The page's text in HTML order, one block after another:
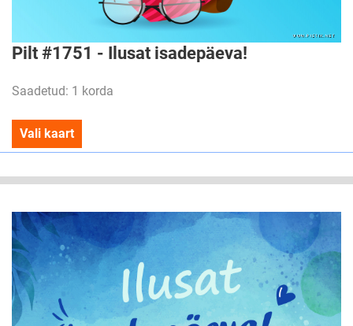
Pilt #1751 - Ilusat isadepäeva!
Saadetud: 1 korda
Vali kaart